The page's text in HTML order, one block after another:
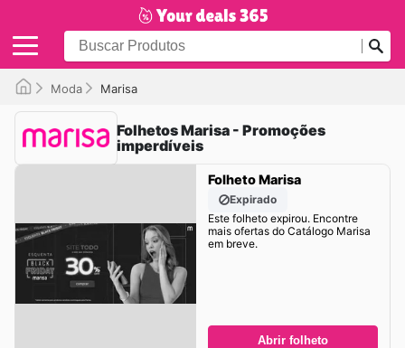
Moda Marisa
Folhetos Marisa - Promoções
imperdíveis
Folheto Marisa
Expirado
Este folheto expirou. Encontre
mais ofertas do Catálogo Marisa
em breve.
Abrir folheto